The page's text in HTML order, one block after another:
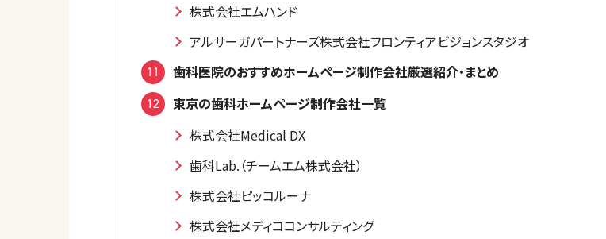
株式会社エムハンド
アルサーガパートナーズ株式会社フロンティアビジョンスタジオ
歯科医院のおすすめホームページ制作会社厳選紹介・まとめ
東京の歯科ホームページ制作会社一覧
株式会社Medical DX
歯科Lab.（チームエム株式会社）
株式会社ピッコルーナ
株式会社メディココンサルティング